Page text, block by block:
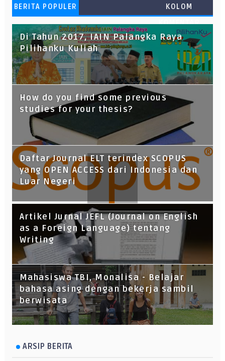
BERITA POPULER
KOLOM
KOMENTAR
Di Tahun 2017, IAIN Palangka Raya
Pilihanku Kuliah
How do you find some previous
studies for your thesis?
Daftar Journal ELT terindex SCOPUS
yang OPEN ACCESS dari Indonesia dan
Luar Negeri
Artikel Jurnal JEFL (Journal on English
as a Foreign Language) tentang
Writing
Mahasiswa TBI, Monalisa - Belajar
bahasa asing dengan bekerja sambil
berwisata
ARSIP BERITA